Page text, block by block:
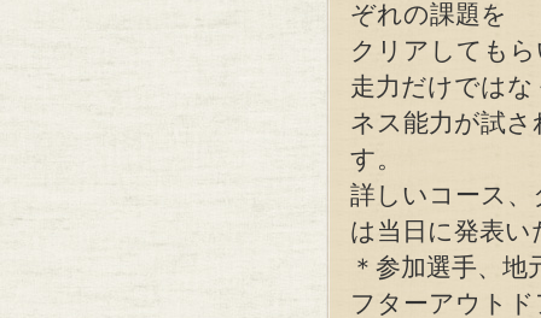
ぞれの課題を
クリアしても
走力だけでは
ネス能力が試
す。
詳しいコース
は当日に発表い
＊参加選手、
フターアウト